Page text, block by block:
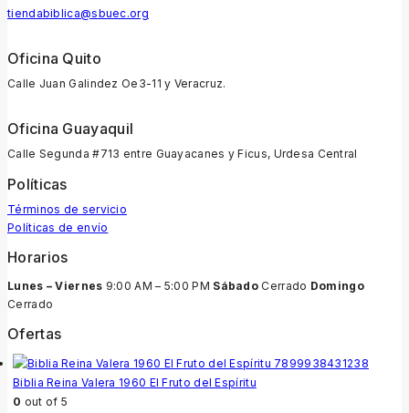
tiendabiblica@sbuec.org
Oficina Quito
Calle Juan Galindez Oe3-11 y Veracruz.
Oficina Guayaquil
Calle Segunda #713 entre Guayacanes y Ficus, Urdesa Central
Políticas
Términos de servicio
Políticas de envío
Horarios
Lunes – Viernes 9:00 AM – 5:00 PM Sábado Cerrado Domingo
Cerrado
Ofertas
Biblia Reina Valera 1960 El Fruto del Espíritu
0 out of 5